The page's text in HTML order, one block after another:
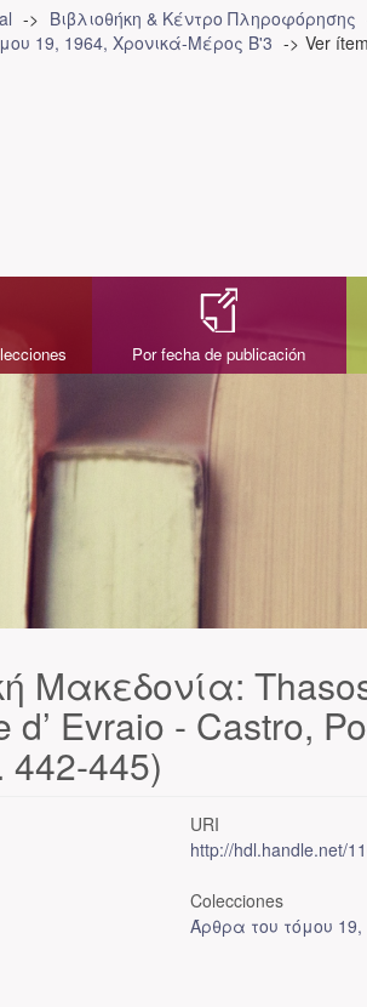
Βιβλιοθήκη & Κέντρο Πληροφόρησης
19, 1964, Χρονικά-Μέρος Β'3
Ver ítem
Por fecha de publicación
Μακεδονία:
d’ Evraio - Castro,
442-445)
URI
http://hdl.handle.net/
Colecciones
Άρθρα του τόμου